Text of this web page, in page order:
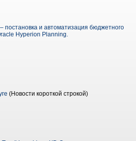
постановка и автоматизация бюджетного
Hyperion Planning.
(Новости короткой строкой)